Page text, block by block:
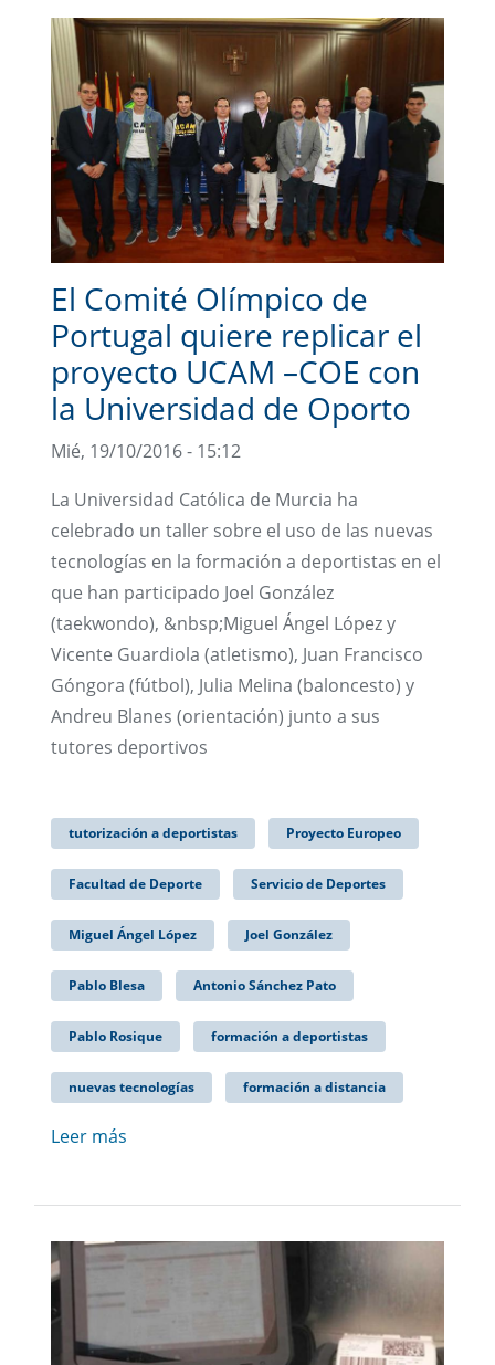
El Comité Olímpico de
Portugal quiere replicar el
proyecto UCAM –COE con
la Universidad de Oporto
Mié, 19/10/2016 - 15:12
La Universidad Católica de Murcia ha
celebrado un taller sobre el uso de las nuevas
tecnologías en la formación a deportistas en el
que han participado Joel González
(taekwondo), &nbsp;Miguel Ángel López y
Vicente Guardiola (atletismo), Juan Francisco
Góngora (fútbol), Julia Melina (baloncesto) y
Andreu Blanes (orientación) junto a sus
tutores deportivos
tutorización a deportistas Proyecto Europeo
Facultad de Deporte Servicio de Deportes
Miguel Ángel López Joel González
Pablo Blesa Antonio Sánchez Pato
Pablo Rosique formación a deportistas
nuevas tecnologías formación a distancia
Leer más